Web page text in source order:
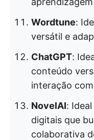
Wordtune:
versátil e
ChatGPT:
conteúdo
interação
NovelAI:
digitais que
colaborativa